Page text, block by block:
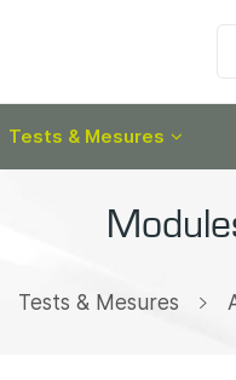
Tests & Mesures
Tests & Mesures